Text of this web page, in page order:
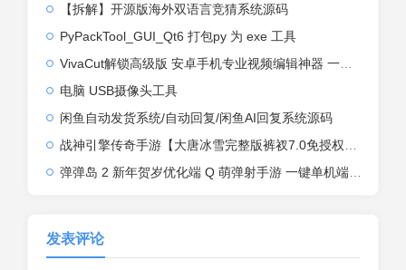
【拆解】开源版海外双语言竞猜系统源码
PyPackTool_GUI_Qt6 打包py 为 exe 工具
VivaCut解锁高级版 安卓手机专业视频编辑神器 一键式AI加持
电脑 USB摄像头工具
闲鱼自动发货系统/自动回复/闲鱼AI回复系统源码
战神引擎传奇手游【大唐冰雪完整版裤衩7.0免授权】2026整理特色服务端+寒冬之城+万象古城+天威大陆+大唐盛世【站长亲测】
弹弹岛 2 新年贺岁优化端 Q 萌弹射手游 一键单机端 + Linux 手工端 + GM 后台 + 安卓 iOS 双端带教程
发表评论